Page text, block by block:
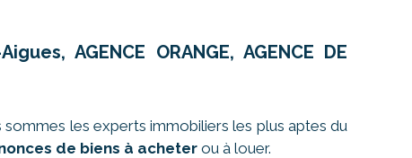
AGENCE ORANGE, AGENCE DE
sommes les experts immobiliers les plus aptes du
de biens à acheter ou à louer.